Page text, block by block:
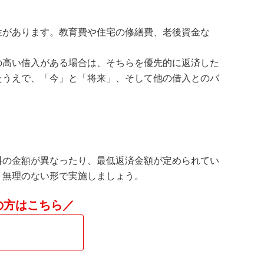
あります。教育費や住宅の修繕費、老後資金な
い借入がある場合は、そちらを優先的に返済した
えで、「今」と「将来」、そして他の借入とのバ
金額が異なったり、最低返済金額が定められてい
理のない形で実施しましょう。
はこちら／